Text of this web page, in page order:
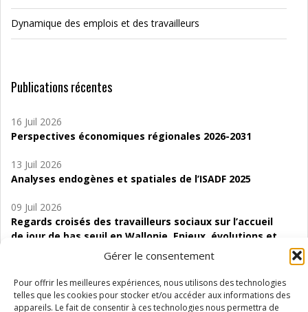
Gérer le consentement
Pour offrir les meilleures expériences, nous utilisons des technologies
telles que les cookies pour stocker et/ou accéder aux informations des
appareils. Le fait de consentir à ces technologies nous permettra de
Dynamique des emplois et des travailleurs
Publications récentes
16 Juil 2026
Perspectives économiques régionales 2026-2031
13 Juil 2026
Analyses endogènes et spatiales de l’ISADF 2025
09 Juil 2026
Regards croisés des travailleurs sociaux sur l’accueil
de jour de bas seuil en Wallonie. Enjeux, évolutions et
06 Juil 2026
Étude d’évaluabilité des Structures
d’accompagnement à l’autocréation d’emploi (SAACE)